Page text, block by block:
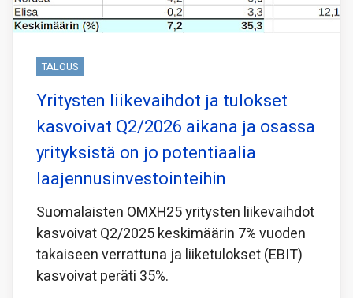
TALOUS
Yritysten liikevaihdot ja tulokset
kasvoivat Q2/2026 aikana ja osassa
yrityksistä on jo potentiaalia
laajennusinvestointeihin
Suomalaisten OMXH25 yritysten liikevaihdot
kasvoivat Q2/2025 keskimäärin 7% vuoden
takaiseen verrattuna ja liiketulokset (EBIT)
kasvoivat peräti 35%.